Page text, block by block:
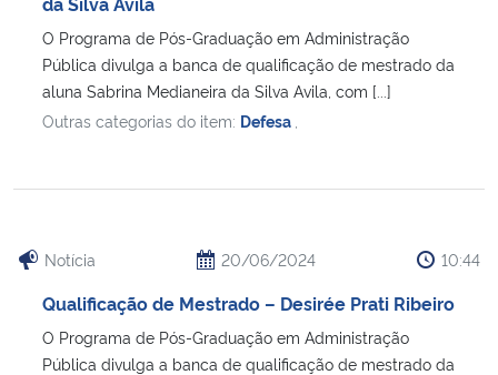
O Programa de Pós-Graduação em Administração
Pública divulga a banca de qualificação de mestrado da
aluna Sabrina Medianeira da Silva Avila, com [...]
Outras categorias do item: Defesa
Notícia 20/06/2024 10:44
Qualificação de Mestrado – Desirée Prati Ribeiro
O Programa de Pós-Graduação em Administração
Pública divulga a banca de qualificação de mestrado da